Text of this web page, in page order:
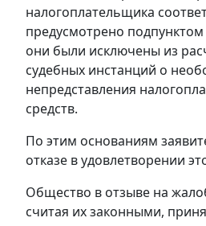
налогоплательщика
предусмотрено подпунктом
они были исключены из
судебных инстанций о
непредставления
средств.
По этим основаниям
отказе в удовлетворении
Общество в отзыве на
считая их законными,